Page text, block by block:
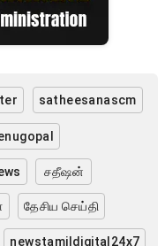
satheesanascm
சதீஷன்
தேசிய செய்தி
newstamildigital24x7